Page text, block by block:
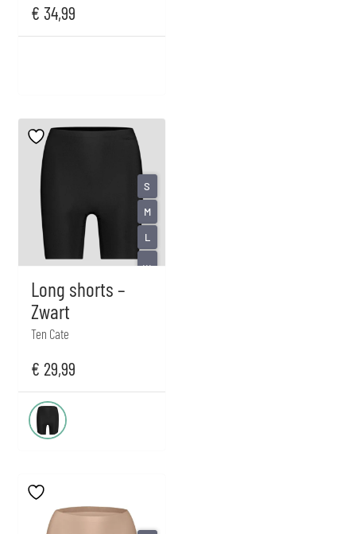
€ 34,99
Long shorts –
Zwart
Ten Cate
€ 29,99
S
M
L
...